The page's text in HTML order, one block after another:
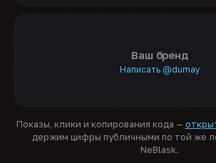
Ваш бренд
Написать @dumay
Показы, клики и копирования кода —
держим цифры публичными по той же
NeBlask.